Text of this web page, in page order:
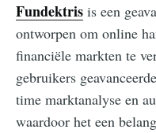
Fundektris is een
ontworpen om online
financiële markten te
gebruikers
time marktanalyse en
waardoor het een